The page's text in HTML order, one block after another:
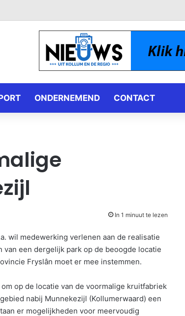
ONDERNEMEND CONTACT
In 1 minuut te lezen
wil medewerking verlenen aan de realisatie
een dergelijk park op de beoogde locatie
Fryslân moet er mee instemmen.
op de locatie van de voormalige kruitfabriek
nabij Munnekezijl (Kollumerwaard) een
er mogelijkheden voor meervoudig